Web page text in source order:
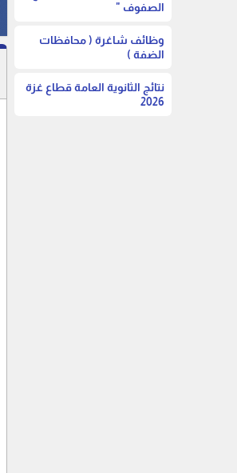
الصفوف "
وظائف شاغرة ( محافظات
الضفة )
نتائج الثانوية العامة قطاع غزة
2026